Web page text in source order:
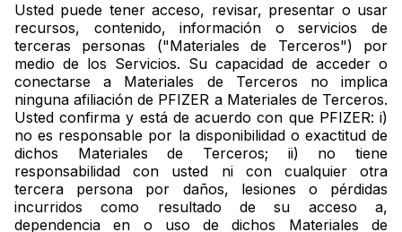
Usted puede tener acceso, revisar, presentar o usar
recursos, contenido, información o servicios de
terceras personas ("Materiales de Terceros") por
medio de los Servicios. Su capacidad de acceder o
conectarse a Materiales de Terceros no implica
ninguna afiliación de PFIZER a Materiales de Terceros.
Usted confirma y está de acuerdo con que PFIZER: i)
no es responsable por la disponibilidad o exactitud de
dichos Materiales de Terceros; ii) no tiene
responsabilidad con usted ni con cualquier otra
tercera persona por daños, lesiones o pérdidas
incurridos como resultado de su acceso a,
dependencia en o uso de dichos Materiales de